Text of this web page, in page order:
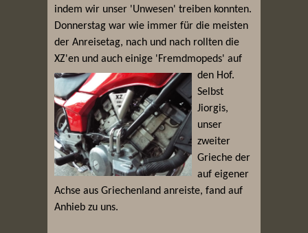
indem wir unser 'Unwesen' treiben konnten.
Donnerstag war wie immer für die meisten
der Anreisetag, nach und nach rollten die
XZ'en und auch einige 'Fremdmopeds' auf
den Hof.
Selbst
Jiorgis,
unser
zweiter
Grieche der
auf eigener
Achse aus Griechenland anreiste, fand auf
Anhieb zu uns.